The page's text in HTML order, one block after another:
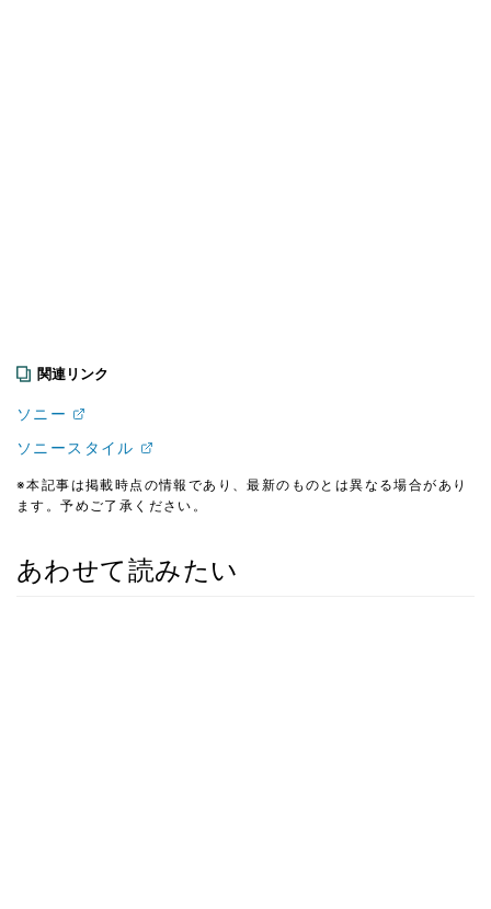
関連リンク
ソニー
ソニースタイル
※本記事は掲載時点の情報であり、最新のものとは異なる場合があり
ます。予めご了承ください。
あわせて読みたい